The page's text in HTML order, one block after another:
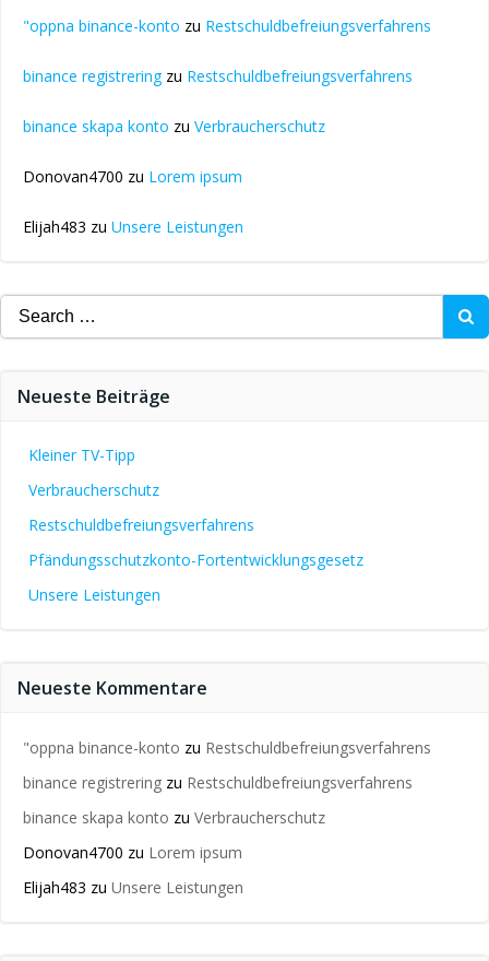
"oppna binance-konto zu Restschuldbefreiungsverfahrens
binance registreringzu Restschuldbefreiungsverfahrens
binance skapa konto zu Verbraucherschutz
Donovan4700 zu Lorem ipsum
Elijah483 zu Unsere Leistungen
Search
for:
Neueste Beiträge
Kleiner TV-Tipp
Verbraucherschutz
Restschuldbefreiungsverfahrens
Pfändungsschutzkonto-Fortentwicklungsgesetz
Unsere Leistungen
Neueste Kommentare
"oppna binance-konto zu Restschuldbefreiungsverfahrens
binance registrering zu Restschuldbefreiungsverfahrens
binance skapa konto zu Verbraucherschutz
Donovan4700 zu Lorem ipsum
Elijah483 zu Unsere Leistungen